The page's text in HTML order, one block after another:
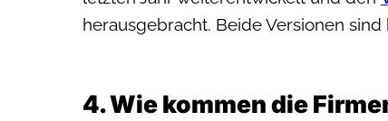
herausgebracht. Beide Versionen
4. Wie kommen die